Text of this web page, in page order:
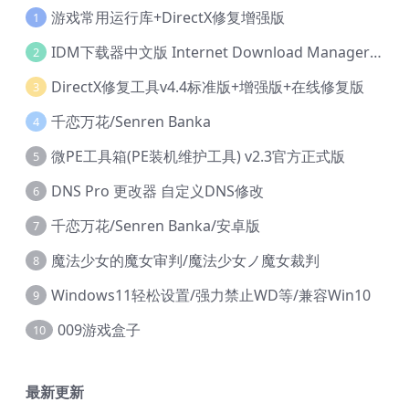
1 游戏常用运行库+DirectX修复增强版
2 IDM下载器中文版 Internet Download Manager v6.42.36 IDM
3 DirectX修复工具v4.4标准版+增强版+在线修复版
4 千恋万花/Senren Banka
5 微PE工具箱(PE装机维护工具) v2.3官方正式版
6 DNS Pro 更改器 自定义DNS修改
7 千恋万花/Senren Banka/安卓版
8 魔法少女的魔女审判/魔法少女ノ魔女裁判
9 Windows11轻松设置/强力禁止WD等/兼容Win10
10 009游戏盒子
最新更新